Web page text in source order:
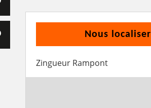
Nous localiser
Zingueur Rampont